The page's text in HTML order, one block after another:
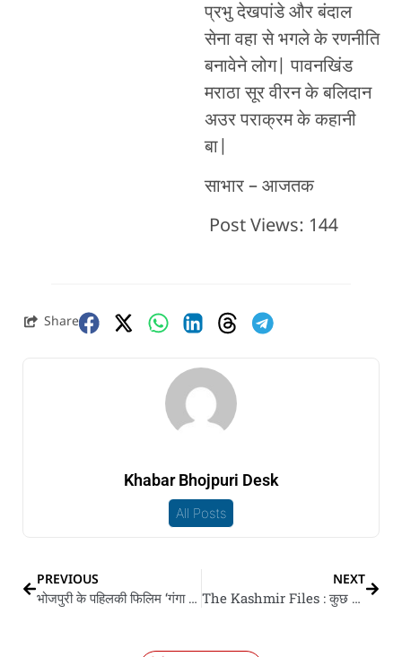
प्रभु देखपांडे और बंदाल
सेना वहा से भगले के रणनीति
बनावेने लोग| पावनखिंड
मराठा सूर वीरन के बलिदान
अउर पराक्रम के कहानी
बा|
साभार – आजतक
Post Views: 144
Share
Khabar Bhojpuri Desk
All Posts
PREVIOUS
भोजपुरी के पहिलकी फिलिम ‘गंगा मइया तोहे पियरी चढ़इबो’ आजुए के दीने भइल रहे रिलीज
NEXT
The Kashmir Files : कुछ लोग बतावल प्रोपेगेंडा त कुमार विश्वास एह तरे कइनें पलटवार